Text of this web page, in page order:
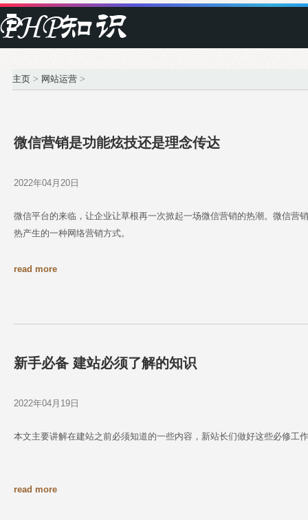
主页 > 网站运营 >
微信营销是功能炫技还是理念传达
2022年04月20日
微信平台的来临，让企业让草根再一次掀起一场微信营销的热潮。微信营
热产生的一种网络营销方式。
read more
新手必备 建站必须了解的知识
2022年04月19日
本文主要讲解在建站之前必须知道的一些内容，新站长们做好这些必修工
read more